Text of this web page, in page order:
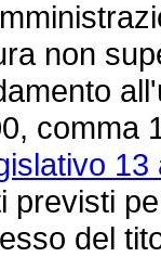
non
comma
previsti
del